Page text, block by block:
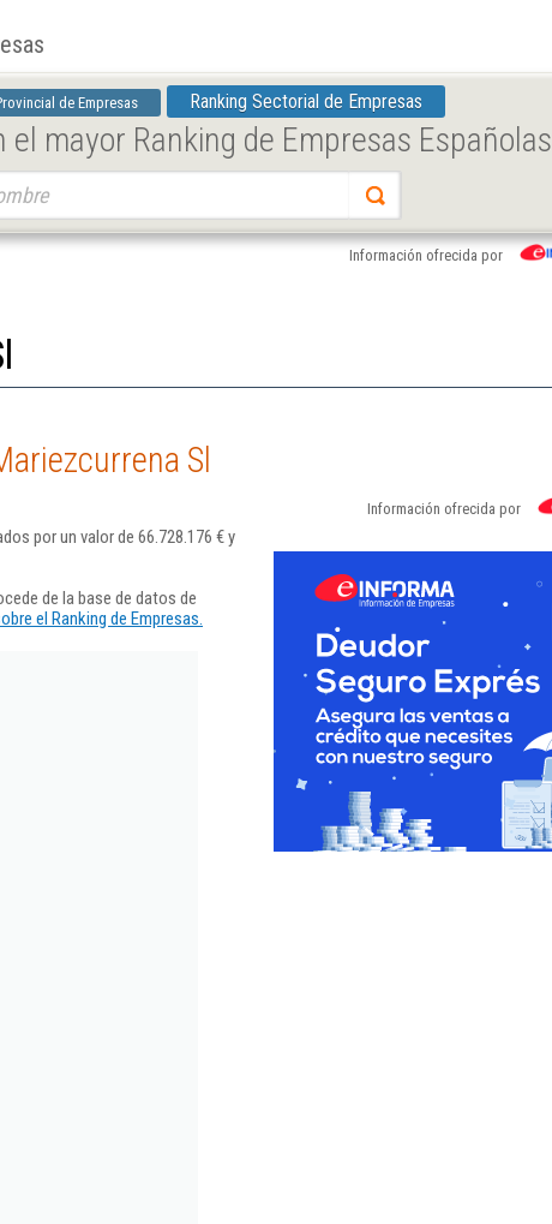
de Empresas Ranking Sectorial de Empresas
mayor Ranking de Empresas Españolas
Información ofrecida por
Sl
Información ofrecida por
por un valor de 66.728.176 € y
de la base de datos de
el Ranking de Empresas.